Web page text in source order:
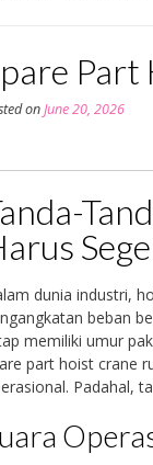
Part
onJune 20, 2026
dunia industri,
beban
memiliki umur
part hoist crane
Padahal,